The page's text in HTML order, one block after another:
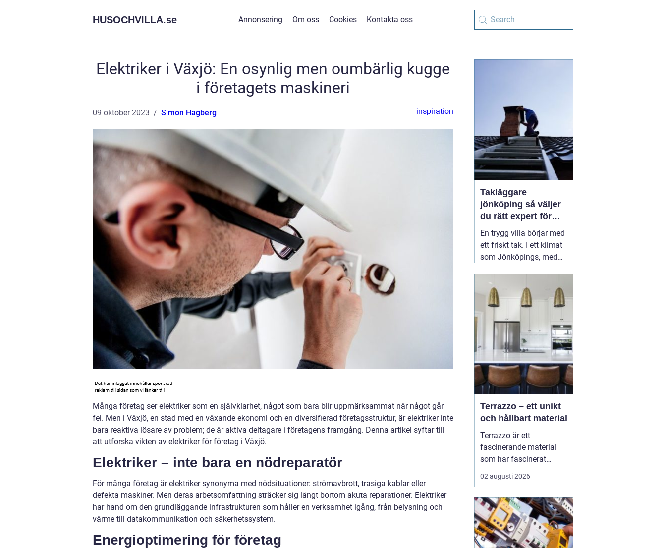
HUSOCHVILLA.se Annonsering Om oss Cookies Kontakta oss
Elektriker i Växjö: En osynlig men oumbärlig kugge
i företagets maskineri
09 oktober 2023 Simon Hagberg inspiration
Många företag ser elektriker som en självklarhet, något som bara blir uppmärksammat när något går
fel. Men i Växjö, en stad med en växande ekonomi och en diversifierad företagsstruktur, är elektriker inte
bara reaktiva lösare av problem; de är aktiva deltagare i företagens framgång. Denna artikel syftar till
att utforska vikten av elektriker för företag i Växjö.
Elektriker – inte bara en nödreparatör
För många företag är elektriker synonyma med nödsituationer: strömavbrott, trasiga kablar eller
defekta maskiner. Men deras arbetsomfattning sträcker sig långt bortom akuta reparationer. Elektriker
har hand om den grundläggande infrastrukturen som håller en verksamhet igång, från belysning och
värme till datakommunikation och säkerhetssystem.
Energioptimering för företag
Takläggare
jönköping så väljer
du rätt expert för
ditt tak
En trygg villa börjar med
ett friskt tak. I ett klimat
som Jönköpings, med
höstar och varma
somrar, utsätts taket för
stora påfrestningar året
runt. Därför spelar valet
02 augusti 2026
Terrazzo – ett unikt
och hållbart material
Terrazzo är ett
fascinerande material
som har fascinerat
människor i
århundraden med sin
hållbarhet. Genom att
blanda marmor, granit,
glas och andra material
med cement skapas
02 augusti 2026